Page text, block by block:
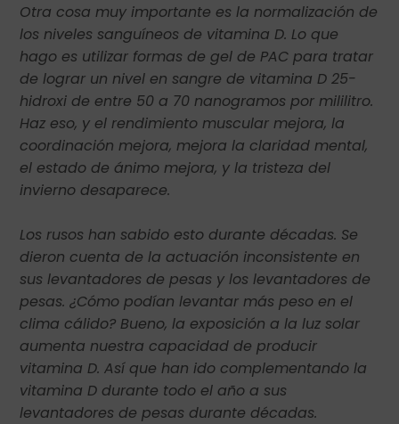
Otra cosa muy importante es la normalización de
los niveles sanguíneos de vitamina D. Lo que
hago es utilizar formas de gel de PAC para tratar
de lograr un nivel en sangre de vitamina D 25-
hidroxi de entre 50 a 70 nanogramos por mililitro.
Haz eso, y el rendimiento muscular mejora, la
coordinación mejora, mejora la claridad mental,
el estado de ánimo mejora, y la tristeza del
invierno desaparece.
Los rusos han sabido esto durante décadas. Se
dieron cuenta de la actuación inconsistente en
sus levantadores de pesas y los levantadores de
pesas. ¿Cómo podían levantar más peso en el
clima cálido? Bueno, la exposición a la luz solar
aumenta nuestra capacidad de producir
vitamina D. Así que han ido complementando la
vitamina D durante todo el año a sus
levantadores de pesas durante décadas.